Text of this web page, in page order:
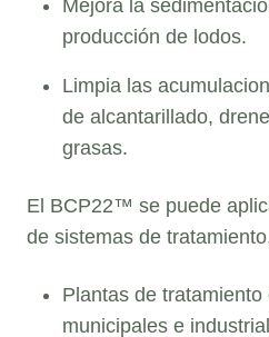
Mejora la
producción de lodos.
Limpia las
de alcantarillado,
grasas.
El BCP22™ se puede
de sistemas de
Plantas de
municipales e